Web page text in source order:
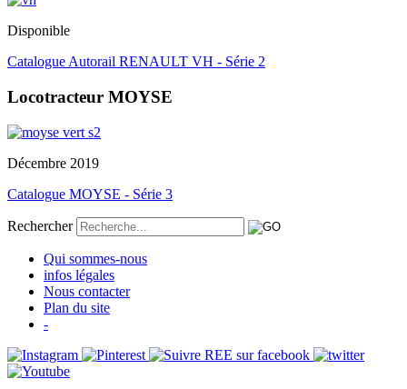
Disponible
Catalogue Autorail RENAULT VH - Série 2
Locotracteur MOYSE
Décembre 2019
Catalogue MOYSE - Série 3
Rechercher
Qui sommes-nous
infos légales
Nous contacter
Plan du site
-